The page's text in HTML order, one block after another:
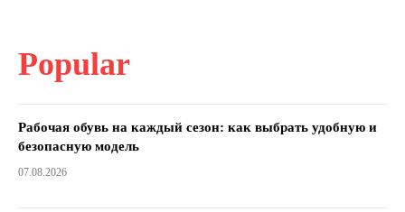
Popular
Рабочая обувь на каждый сезон: как выбрать удобную и
безопасную модель
07.08.2026